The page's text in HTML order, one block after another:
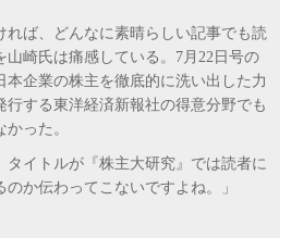
れば、どんなに素晴らしい記事でも読
山崎氏は痛感している。7月22日号の
本企業の株主を徹底的に洗い出した力
する東洋経済新報社の得意分野でも
った。
タイトルが『株主大研究』では読者に
か伝わってこないですよね。」